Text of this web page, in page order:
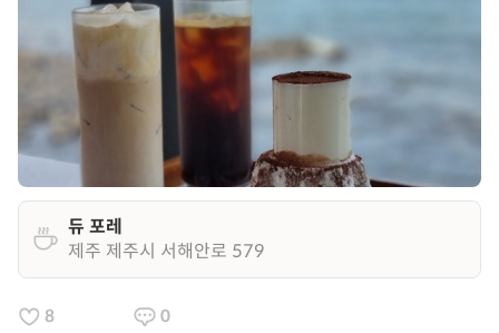
듀 포레
제주 제주시 서해안로 579
8 0